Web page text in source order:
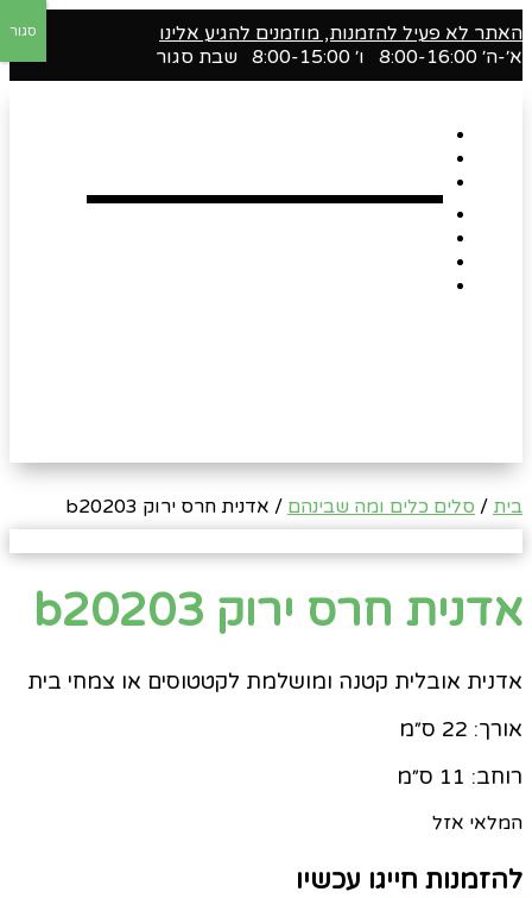
האתר לא פעיל להזמנות, מוזמנים להגיע אלינו
א׳-ה׳ 8:00-16:00 ו׳ 8:00-15:00 שבת סגור
בית / סלים כלים ומה שבינהם / אדנית חרס ירוק b20203
אדנית חרס ירוק b20203
אדנית אובלית קטנה ומושלמת לקטטוסים או צמחי בית
אורך: 22 ס״מ
רוחב: 11 ס״מ
המלאי אזל
להזמנות חייגו עכשיו
סגור